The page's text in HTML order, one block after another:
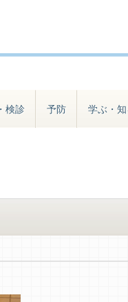
検診 予防 学ぶ・知